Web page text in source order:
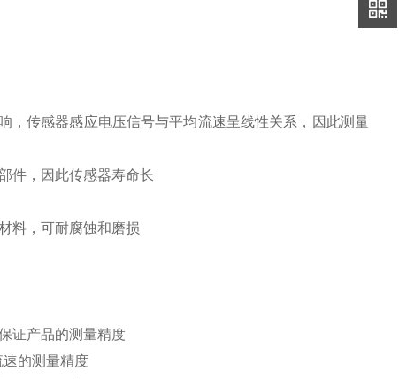
传感器感应电压信号与平均流速呈线性关系，因此测量
件，因此传感器寿命长
料，可耐腐蚀和磨损
证产品的测量精度
的测量精度